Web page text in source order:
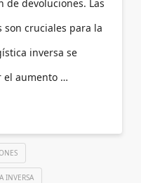
de devoluciones. Las
son cruciales para la
inversa se
el aumento …
INVERSA